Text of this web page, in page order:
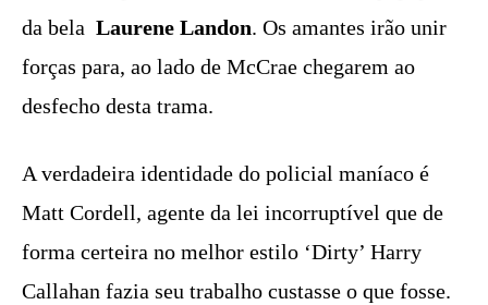
da bela Laurene Landon. Os amantes irão unir
forças para, ao lado de McCrae chegarem ao
desfecho desta trama.
A verdadeira identidade do policial maníaco é
Matt Cordell, agente da lei incorruptível que de
forma certeira no melhor estilo ‘Dirty’ Harry
Callahan fazia seu trabalho custasse o que fosse.